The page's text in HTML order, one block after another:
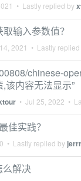
• Lastly replied by
输入参数值？
2021 • Lastly
chinese-
该内容无法显示”
• Jul 25, 2022 •
佳实践？
• Lastly replied by
么解决